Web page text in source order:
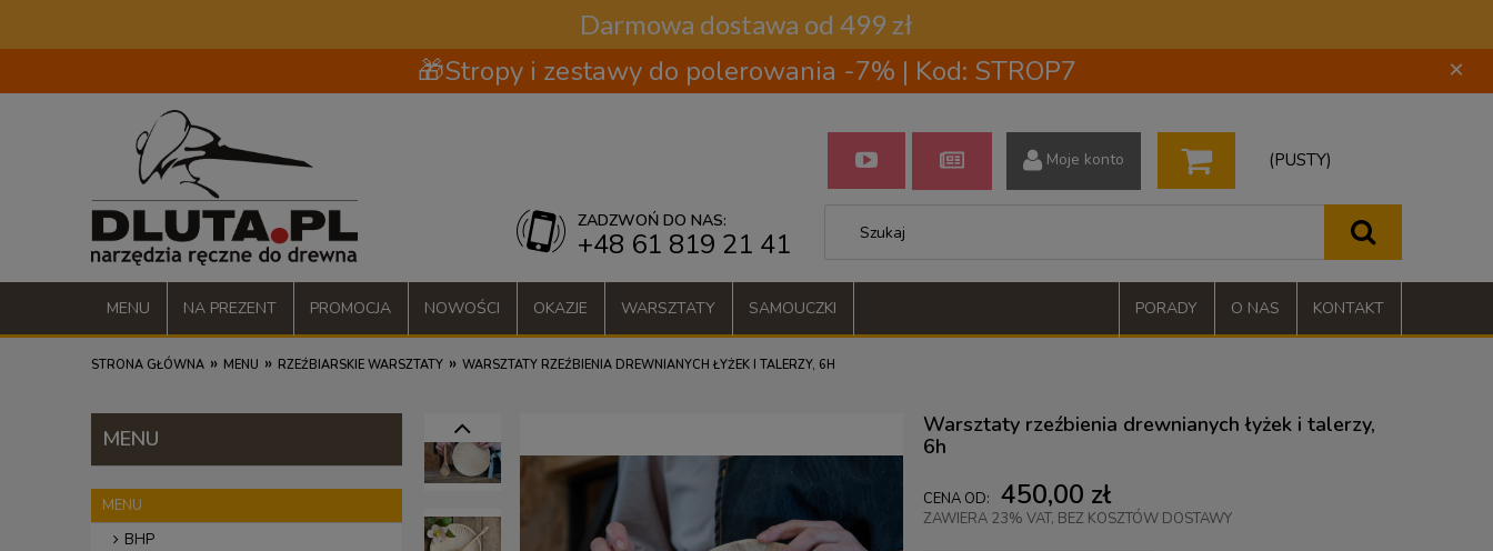
Darmowa dostawa od 499 zł
🎁Stropy i zestawy do polerowania -7% | Kod: STROP7 ×
(PUSTY)
Moje konto
ZADZWOŃ DO NAS:
+48 61 819 21 41
MENU NA PREZENT PROMOCJA NOWOŚCI OKAZJE WARSZTATY SAMOUCZKI KONTAKT
O NAS
PORADY
STRONA GŁÓWNA » MENU » RZEŹBIARSKIE WARSZTATY » WARSZTATY RZEŹBIENIA DREWNIANYCH ŁYŻEK I TALERZY, 6H
MENU
MENU
BHP
Warsztaty rzeźbienia drewnianych łyżek i talerzy,
6h
CENA OD: 450,00 zł
ZAWIERA 23% VAT, BEZ KOSZTÓW DOSTAWY